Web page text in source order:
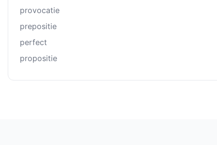
provocatie
prepositie
perfect
propositie